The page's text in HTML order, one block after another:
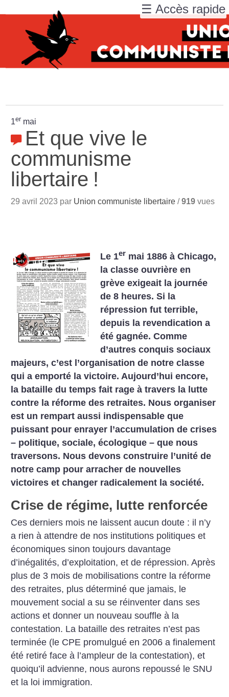
1er mai
Et que vive le
communisme
libertaire !
29 avril 2023 par Union communiste libertaire /919 vues
Le 1er mai 1886 à Chicago,
la classe ouvrière en
grève exigeait la journée
de 8 heures. Si la
répression fut terrible,
depuis la revendication a
été gagnée. Comme
d’autres conquis sociaux
majeurs, c’est l’organisation de notre classe
qui a emporté la victoire. Aujourd’hui encore,
la bataille du temps fait rage à travers la lutte
contre la réforme des retraites. Nous organiser
est un rempart aussi indispensable que
puissant pour enrayer l’accumulation de crises
– politique, sociale, écologique – que nous
traversons. Nous devons construire l’unité de
notre camp pour arracher de nouvelles
victoires et changer radicalement la société.
Crise de régime, lutte renforcée
Ces derniers mois ne laissent aucun doute : il n’y
a rien à attendre de nos institutions politiques et
économiques sinon toujours davantage
d’inégalités, d’exploitation, et de répression. Après
plus de 3 mois de mobilisations contre la réforme
des retraites, plus déterminé que jamais, le
mouvement social a su se réinventer dans ses
actions et donner un nouveau souffle à la
contestation. La bataille des retraites n’est pas
terminée (le CPE promulgué en 2006 a finalement
été retiré face à l’ampleur de la contestation), et
quoiqu’il advienne, nous aurons repoussé le SNU
et la loi immigration.
☰ Accès rapide